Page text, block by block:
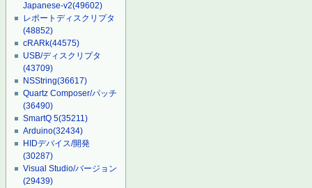
Japanese-v2(49602)
レポートディスクリプタ
(48852)
cRARk(44575)
USB/ディスクリプタ
(43709)
NSString(36617)
Quartz Composer/パッチ
(36490)
SmartQ 5(35211)
Arduino(32434)
HIDデバイス/開発
(30287)
Visual Studio/バージョン
(29439)